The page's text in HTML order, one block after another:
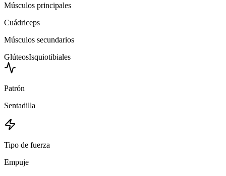
Músculos principales
Cuádriceps
Músculos secundarios
GlúteosIsquiotibiales
Patrón
Sentadilla
Tipo de fuerza
Empuje